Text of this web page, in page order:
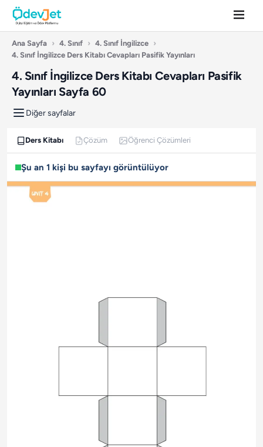
Ana Sayfa › 4. Sınıf › 4. Sınıf İngilizce ›
4. Sınıf İngilizce Ders Kitabı Cevapları Pasifik Yayınları
4. Sınıf İngilizce Ders Kitabı Cevapları Pasifik
Yayınları Sayfa 60
Diğer sayfalar
Ders Kitabı Çözüm Öğrenci Çözümleri
Şu an 1 kişi bu sayfayı görüntülüyor